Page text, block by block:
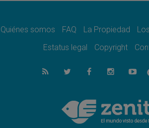
Comienzan "Diez Días
Pizzaballa en Asís: los
06.08.2026
Sturla: La visita de León XIV
León XIV: La revolución del
derriba los muros que
Quiénes somos FAQ La Propiedad
Estatus legal
Copyright